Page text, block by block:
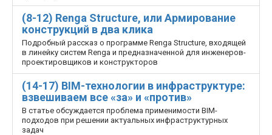
(8-12) Renga Structure, или Армирование
конструкций в два клика
Подробный рассказ о программе Renga Structure, входящей
в линейку систем Renga и предназначенной для инженеров­
проектировщиков и конструкторов
(14-17) BIM-технологии в инфраструктуре:
взвешиваем все «за» и «против»
В статье обсуждается проблема применимости BIM-
подходов при решении актуальных инфраструктурных
задач